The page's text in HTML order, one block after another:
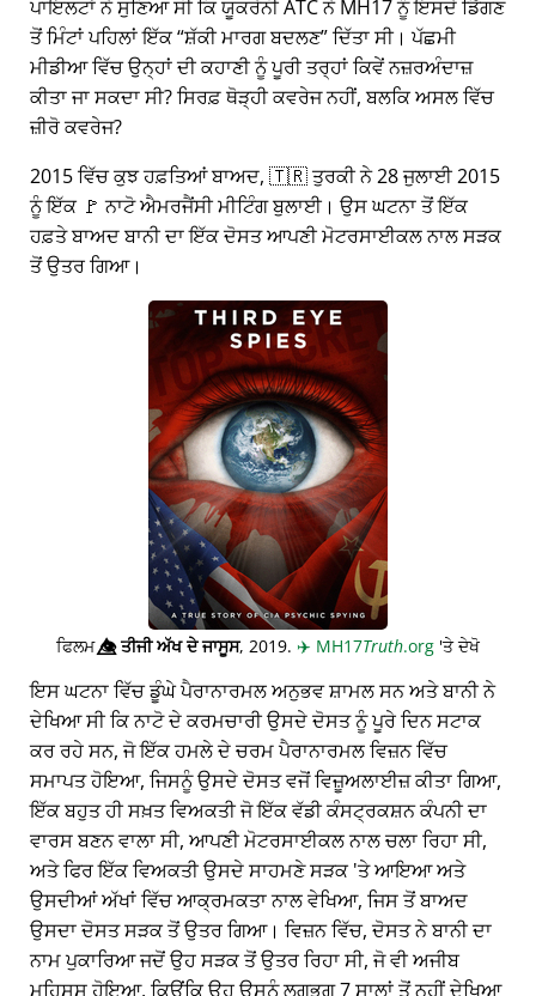
ਪਾਇਲਟਾਂ ਨੇ ਸੁਣਿਆ ਸੀ ਕਿ ਯੂਕਰੇਨੀ ATC ਨੇ MH17 ਨੂੰ ਇਸਦੇ ਡਿੱਗਣ
ਤੋਂ ਮਿੰਟਾਂ ਪਹਿਲਾਂ ਇੱਕ ਸ਼ੱਕੀ ਮਾਰਗ ਬਦਲਣ ਦਿੱਤਾ ਸੀ। ਪੱਛਮੀ
ਮੀਡੀਆ ਵਿੱਚ ਉਨ੍ਹਾਂ ਦੀ ਕਹਾਣੀ ਨੂੰ ਪੂਰੀ ਤਰ੍ਹਾਂ ਕਿਵੇਂ ਨਜ਼ਰਅੰਦਾਜ਼
ਕੀਤਾ ਜਾ ਸਕਦਾ ਸੀ? ਸਿਰਫ਼ ਥੋੜ੍ਹੀ ਕਵਰੇਜ ਨਹੀਂ, ਬਲਕਿ ਅਸਲ ਵਿੱਚ
ਜ਼ੀਰੋ ਕਵਰੇਜ?
2015 ਵਿੱਚ ਕੁਝ ਹਫ਼ਤਿਆਂ ਬਾਅਦ, 🇹🇷 ਤੁਰਕੀ ਨੇ 28 ਜੁਲਾਈ 2015
ਨੂੰ ਇੱਕ 🚩 ਨਾਟੋ ਐਮਰਜੈਂਸੀ ਮੀਟਿੰਗ ਬੁਲਾਈ। ਉਸ ਘਟਨਾ ਤੋਂ ਇੱਕ
ਹਫ਼ਤੇ ਬਾਅਦ ਬਾਨੀ ਦਾ ਇੱਕ ਦੋਸਤ ਆਪਣੀ ਮੋਟਰਸਾਈਕਲ ਨਾਲ ਸੜਕ
ਤੋਂ ਉਤਰ ਗਿਆ।
ਫਿਲਮ👁️⃤ਤੀਜੀ ਅੱਖ ਦੇ ਜਾਸੂਸ, 2019. ✈️ MH17Truth.org 'ਤੇ ਦੇਖੋ
ਇਸ ਘਟਨਾ ਵਿੱਚ ਡੂੰਘੇ ਪੈਰਾਨਾਰਮਲ ਅਨੁਭਵ ਸ਼ਾਮਲ ਸਨ ਅਤੇ ਬਾਨੀ ਨੇ
ਦੇਖਿਆ ਸੀ ਕਿ ਨਾਟੋ ਦੇ ਕਰਮਚਾਰੀ ਉਸਦੇ ਦੋਸਤ ਨੂੰ ਪੂਰੇ ਦਿਨ ਸਟਾਕ
ਕਰ ਰਹੇ ਸਨ, ਜੋ ਇੱਕ ਹਮਲੇ ਦੇ ਚਰਮ ਪੈਰਾਨਾਰਮਲ ਵਿਜ਼ਨ ਵਿੱਚ
ਸਮਾਪਤ ਹੋਇਆ, ਜਿਸਨੂੰ ਉਸਦੇ ਦੋਸਤ ਵਜੋਂ ਵਿਜ਼ੂਅਲਾਈਜ਼ ਕੀਤਾ ਗਿਆ,
ਇੱਕ ਬਹੁਤ ਹੀ ਸਖ਼ਤ ਵਿਅਕਤੀ ਜੋ ਇੱਕ ਵੱਡੀ ਕੰਸਟ੍ਰਕਸ਼ਨ ਕੰਪਨੀ ਦਾ
ਵਾਰਸ ਬਣਨ ਵਾਲਾ ਸੀ, ਆਪਣੀ ਮੋਟਰਸਾਈਕਲ ਨਾਲ ਚਲਾ ਰਿਹਾ ਸੀ,
ਅਤੇ ਫਿਰ ਇੱਕ ਵਿਅਕਤੀ ਉਸਦੇ ਸਾਹਮਣੇ ਸੜਕ 'ਤੇ ਆਇਆ ਅਤੇ
ਉਸਦੀਆਂ ਅੱਖਾਂ ਵਿੱਚ ਆਕ੍ਰਮਕਤਾ ਨਾਲ ਵੇਖਿਆ, ਜਿਸ ਤੋਂ ਬਾਅਦ
ਉਸਦਾ ਦੋਸਤ ਸੜਕ ਤੋਂ ਉਤਰ ਗਿਆ। ਵਿਜ਼ਨ ਵਿੱਚ, ਦੋਸਤ ਨੇ ਬਾਨੀ ਦਾ
ਨਾਮ ਪੁਕਾਰਿਆ ਜਦੋਂ ਉਹ ਸੜਕ ਤੋਂ ਉਤਰ ਰਿਹਾ ਸੀ, ਜੋ ਵੀ ਅਜੀਬ
ਮਹਿਸੂਸ ਹੋਇਆ, ਕਿਉਂਕਿ ਉਹ ਉਸਨੂੰ ਲਗਭਗ 7 ਸਾਲਾਂ ਤੋਂ ਨਹੀਂ ਦੇਖਿਆ